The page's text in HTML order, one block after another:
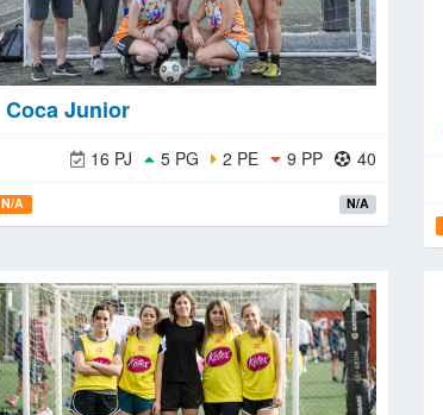
Coca Junior
40
9 PP
2 PE
5 PG
16 PJ
N/A N/A